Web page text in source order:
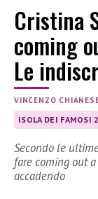
Cristina
coming
Le
VINCENZO
ISOLA DEI FAMOSI
Secondo le
fare coming out a
accadendo